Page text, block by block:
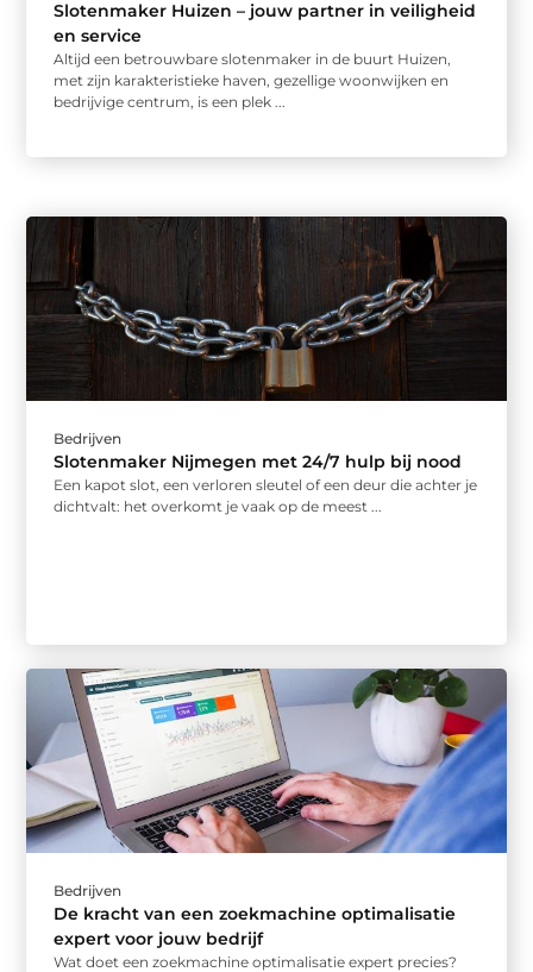
Slotenmaker Huizen – jouw partner in veiligheid
en service
Altijd een betrouwbare slotenmaker in de buurt Huizen,
met zijn karakteristieke haven, gezellige woonwijken en
bedrijvige centrum, is een plek ...
Bedrijven
Slotenmaker Nijmegen met 24/7 hulp bij nood
Een kapot slot, een verloren sleutel of een deur die achter je
dichtvalt: het overkomt je vaak op de meest ...
Bedrijven
De kracht van een zoekmachine optimalisatie
expert voor jouw bedrijf
Wat doet een zoekmachine optimalisatie expert precies?